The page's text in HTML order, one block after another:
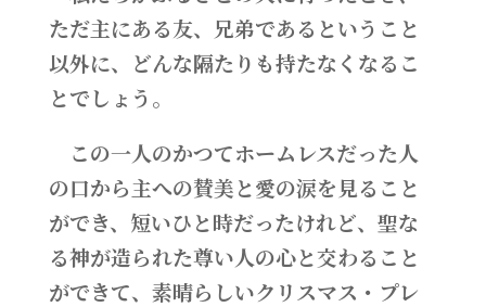
ただ主にある友、兄弟であるということ
以外に、どんな隔たりも持たなくなるこ
とでしょう。
この一人のかつてホームレスだった人
の口から主への賛美と愛の涙を見ること
ができ、短いひと時だったけれど、聖な
る神が造られた尊い人の心と交わること
ができて、素晴らしいクリスマス・プレ